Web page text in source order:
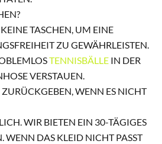
TASCHEN, UM EINE
ZU GEWÄHRLEISTEN.
TENNISBÄLLE IN DER
VERSTAUEN.
WENN ES NICHT
WIR BIETEN EIN 30-TÄGIGES
WENN DAS KLEID NICHT PASST